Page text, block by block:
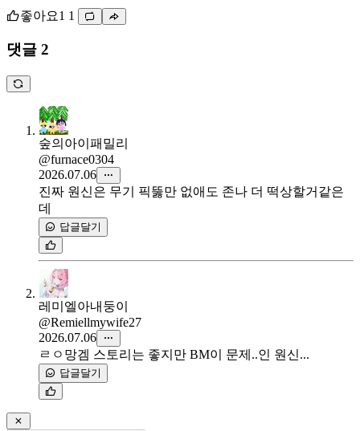
좋아요1 1
댓글 2
숲의아이패밀리
@furnace0304
2026.07.06
진짜 원신은 무기 픽뚫만 없애도 존나 더 떡상할거같은
데
답글달기
레미엘아내둥이
@Remiellmywife27
2026.07.06
ㄹㅇ망겜 스토리는 좋지만 BM이 문제..인 원신...
답글달기